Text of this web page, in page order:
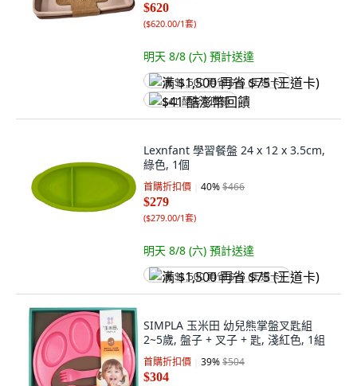
$620
($620.00/1套)
明天 8/8 (六) 預計送達
满 $1,500 再省 $75 (王道卡)
$41 酷澎幣回饋
Lexnfant 學習餐盤 24 x 12 x 3.5cm,
綠色, 1個
首購折扣價 40%$466
$279
($279.00/1套)
明天 8/8 (六) 預計送達
满 $1,500 再省 $75 (王道卡)
SIMPLA 玉米田 幼兒熊掌盤叉匙組
2~5歲, 盤子 + 叉子 + 匙, 淺紅色, 1組
首購折扣價 39%$504
$304